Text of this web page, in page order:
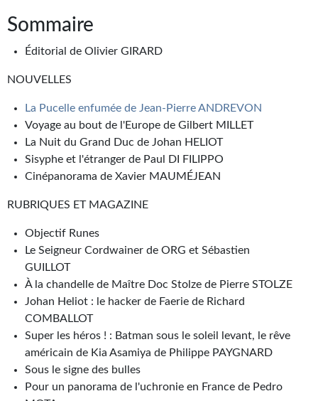
FORUMS
CONTACT
Nous contacter
F.A.Q.
Soumettre un manuscrit
Support technique
Sommaire
Éditorial de Olivier GIRARD
NOUVELLES
La Pucelle enfumée de Jean-Pierre ANDREVON
Voyage au bout de l'Europe de Gilbert MILLET
La Nuit du Grand Duc de Johan HELIOT
Sisyphe et l'étranger de Paul DI FILIPPO
Cinépanorama de Xavier MAUMÉJEAN
RUBRIQUES ET MAGAZINE
Objectif Runes
Le Seigneur Cordwainer de ORG et Sébastien
GUILLOT
À la chandelle de Maître Doc Stolze de Pierre STOLZE
Johan Heliot : le hacker de Faerie de Richard
COMBALLOT
Super les héros ! : Batman sous le soleil levant, le rêve
américain de Kia Asamiya de Philippe PAYGNARD
Sous le signe des bulles
Pour un panorama de l'uchronie en France de Pedro